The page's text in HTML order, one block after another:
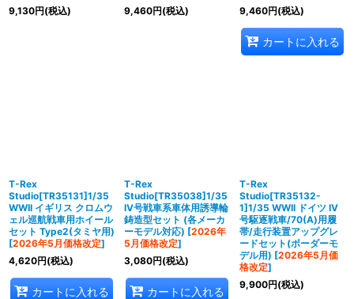
9,130円(税込)
9,460円(税込)
9,460円(税込)
カートに入れる
T-Rex
Studio[TR35131]1/35
WWII イギリス クロムウ
ェル巡航戦車用ホイール
セット Type2(タミヤ用)
[2026年5月価格改定]
4,620円(税込)
カートに入れる
T-Rex
Studio[TR35038]1/35
IV号戦車系車体用誘導輪
鋳造型セット (各メーカ
ーモデル対応) [2026年
5月価格改定]
3,080円(税込)
カートに入れる
T-Rex
Studio[TR35132-
1]1/35 WWII ドイツ IV
号駆逐戦車/70(A)用履
帯/走行装置アップグレ
ードセット(ボーダーモ
デル用) [2026年5月価
格改定]
9,900円(税込)